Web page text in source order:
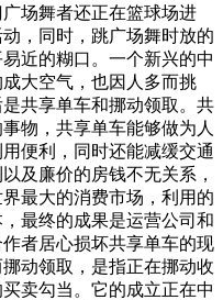
场舞者还正在篮球场进
，同时，跳广场舞时放的
近的糊口。一个新兴的中
大空气，也因人多而挑
共享单车和挪动领取。共
物，共享单车能够做为人
便利，同时还能减缓交通
及廉价的房钱不无关系，
最大的消费市场，利用的
最终的成果是运营公司和
者居心损坏共享单车的现
动领取，是指正在挪动收
卖勾当。它的成立正在中